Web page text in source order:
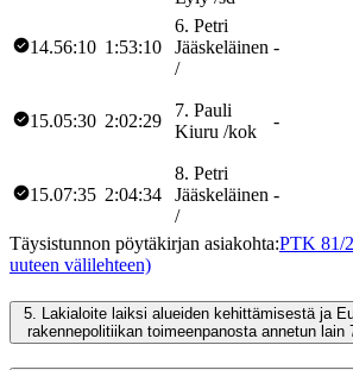
14.56:10 1:53:10
6. Petri
Jääskeläinen
/
-
15.05:30 2:02:29
7. Pauli
Kiuru /kok
-
15.07:35 2:04:34
8. Petri
Jääskeläinen
/
-
Täysistunnon pöytäkirjan asiakohta:PTK 81/
uuteen välilehteen)
5.
Lakialoite laiksi alueiden kehittämisestä ja
rakennepolitiikan toimeenpanosta annetun lain